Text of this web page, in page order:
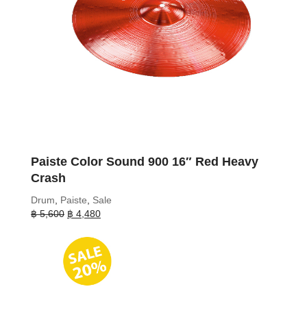
Paiste Color Sound 900 16″ Red Heavy
Crash
Drum Paiste
Sale
฿5,600 Original
was:
฿ 5,600.
฿ 4,480Current
is:
฿ 4,480.